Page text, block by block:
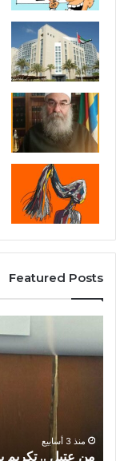
Featured Posts
27/06/2026